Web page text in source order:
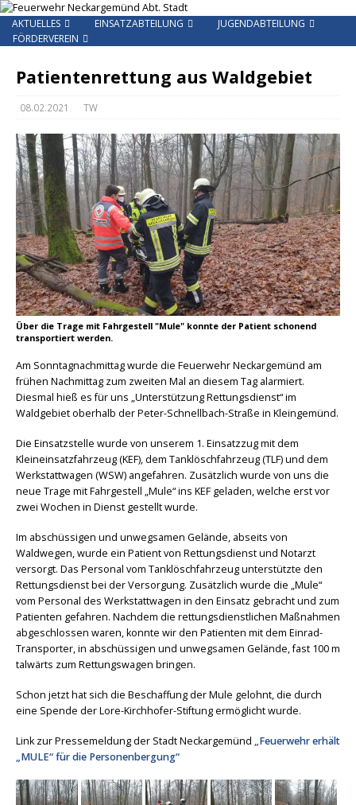
AKTUELLES EINSATZABTEILUNG
JUGENDABTEILUNG
FÖRDERVEREIN
Patientenrettung aus Waldgebiet
08.02.2021 TW
Über die Trage mit Fahrgestell "Mule" konnte der Patient schonend
transportiert werden.
Am Sonntagnachmittag wurde die Feuerwehr Neckargemünd am
frühen Nachmittag zum zweiten Mal an diesem Tag alarmiert.
Diesmal hieß es für uns „Unterstützung Rettungsdienst“ im
Waldgebiet oberhalb der Peter-Schnellbach-Straße in Kleingemünd.
Die Einsatzstelle wurde von unserem 1. Einsatzzug mit dem
Kleineinsatzfahrzeug (KEF), dem Tanklöschfahrzeug (TLF) und dem
Werkstattwagen (WSW) angefahren. Zusätzlich wurde von uns die
neue Trage mit Fahrgestell „Mule“ ins KEF geladen, welche erst vor
zwei Wochen in Dienst gestellt wurde.
Im abschüssigen und unwegsamen Gelände, abseits von
Waldwegen, wurde ein Patient von Rettungsdienst und Notarzt
versorgt. Das Personal vom Tanklöschfahrzeug unterstützte den
Rettungsdienst bei der Versorgung. Zusätzlich wurde die „Mule“
vom Personal des Werkstattwagen in den Einsatz gebracht und zum
Patienten gefahren. Nachdem die rettungsdienstlichen Maßnahmen
abgeschlossen waren, konnte wir den Patienten mit dem Einrad-
Transporter, in abschüssigen und unwegsamen Gelände, fast 100 m
talwärts zum Rettungswagen bringen.
Schon jetzt hat sich die Beschaffung der Mule gelohnt, die durch
eine Spende der Lore-Kirchhofer-Stiftung ermöglicht wurde.
Link zur Pressemeldung der Stadt Neckargemünd „Feuerwehr erhält
„MULE“ für die Personenbergung“